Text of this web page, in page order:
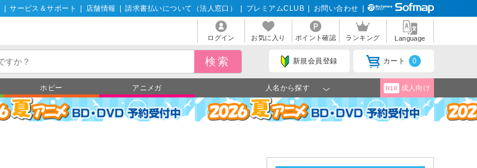
サービス＆サポート 店舗情報 請求書払いについて（法人窓口） プレミアムCLUB お問い合わせ
ログイン お気に入り ポイント確認 ランキング Language
新規会員登録 カート 0
ホビー アニメガ 人名から探す R18 成人向け